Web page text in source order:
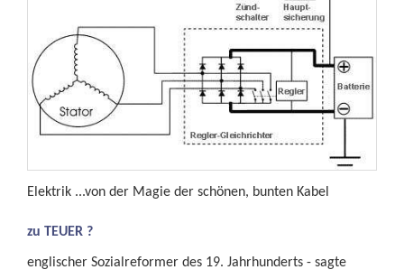
Elektrik ...von der Magie der schönen, bunten Kabel
zu TEUER ?
englischer Sozialreformer des 19. Jahrhunderts - sagte